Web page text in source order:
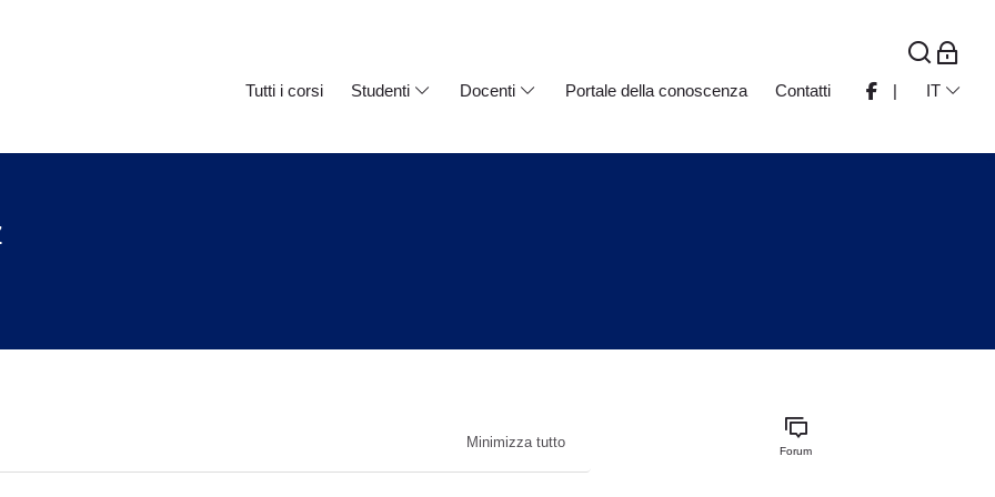
Tutti i corsi Studenti Docenti Portale della conoscenza Contatti | IT
Minimizza tutto Forum